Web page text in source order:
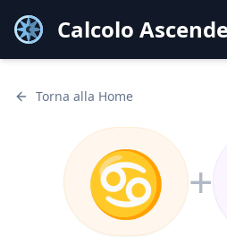
Calcolo
Torna alla Home
♋ +